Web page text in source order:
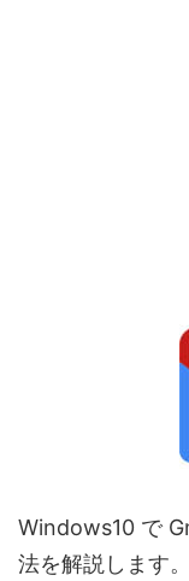
Windows10 で
法を解説します。